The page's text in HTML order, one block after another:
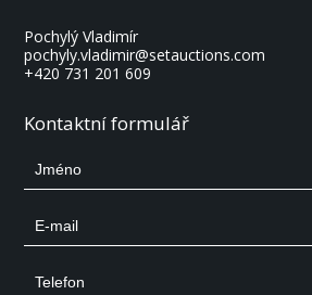
Pochylý Vladimír
pochyly.vladimir@setauctions.com
+420 731 201 609
Kontaktní formulář